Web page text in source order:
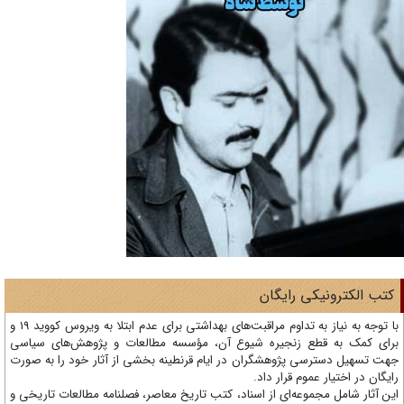
الکترونیکی رایگان
با توجه به نیاز به تداوم مراقبت‌های بهداشتی برای عدم ابتلا به ویروس کووید 19 و
کمک به قطع زنجیره شیوع آن، مؤسسه مطالعات و پژوهش‌های سیاسی
تسهیل دسترسی پژوهشگران در ایام قرنطینه بخشی از آثار خود را به صورت
در اختیار عموم قرار داد.
آثار شامل مجموعه‌ای از اسناد، کتب تاریخ معاصر، فصلنامه‌ مطالعات تاریخی و